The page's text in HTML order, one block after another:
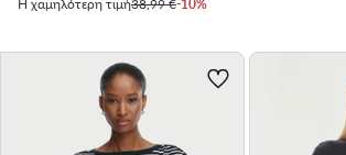
Η χαμηλότερη τιμή38,99 €-10%